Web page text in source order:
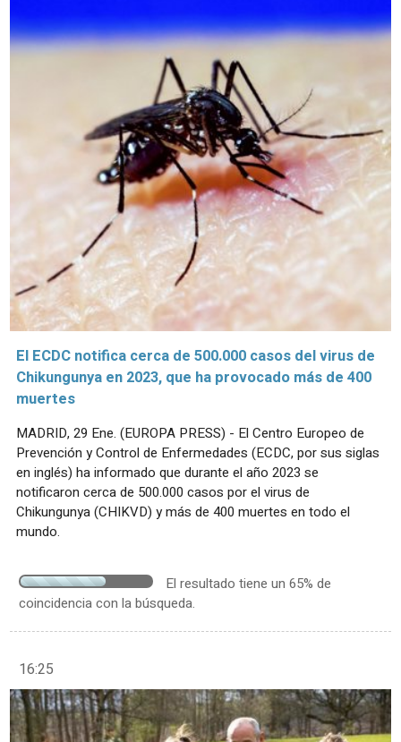
El ECDC notifica cerca de 500.000 casos del virus de
Chikungunya en 2023, que ha provocado más de 400
muertes
MADRID, 29 Ene. (EUROPA PRESS) - El Centro Europeo de
Prevención y Control de Enfermedades (ECDC, por sus siglas
en inglés) ha informado que durante el año 2023 se
notificaron cerca de 500.000 casos por el virus de
Chikungunya (CHIKVD) y más de 400 muertes en todo el
mundo.
El resultado tiene un 65% de
coincidencia con la búsqueda.
16:25